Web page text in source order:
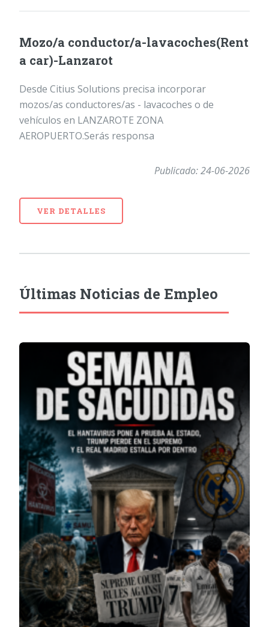
Mozo/a conductor/a-lavacoches(Rent
a car)-Lanzarot
Desde Citius Solutions precisa incorporar
mozos/as conductores/as - lavacoches o de
vehículos en LANZAROTE ZONA
AEROPUERTO.Serás responsa
Publicado: 24-06-2026
VER DETALLES
Últimas Noticias de Empleo